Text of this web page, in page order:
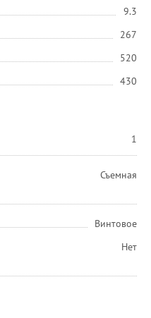
9.3
267
520
430
1
Съемная
Винтовое
Нет